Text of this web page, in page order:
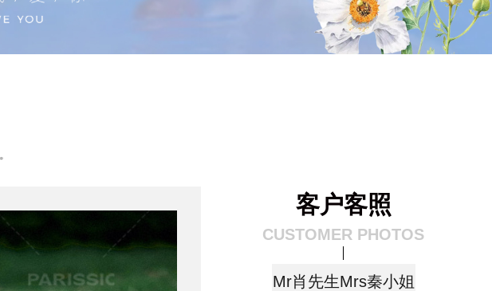
客户客照
CUSTOMER PHOTOS
Mr肖先生Mrs秦小姐